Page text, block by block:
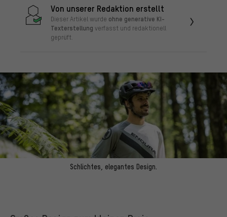
Von unserer Redaktion erstellt
Dieser Artikel wurde ohne generative KI-
Texterstellung verfasst und redaktionell
geprüft.
Schlichtes, elegantes Design.